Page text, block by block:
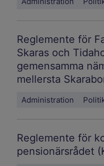
Reglemente för
Skaras och
gemensamma
mellersta
Administration
Reglemente för
pensionärsrådet